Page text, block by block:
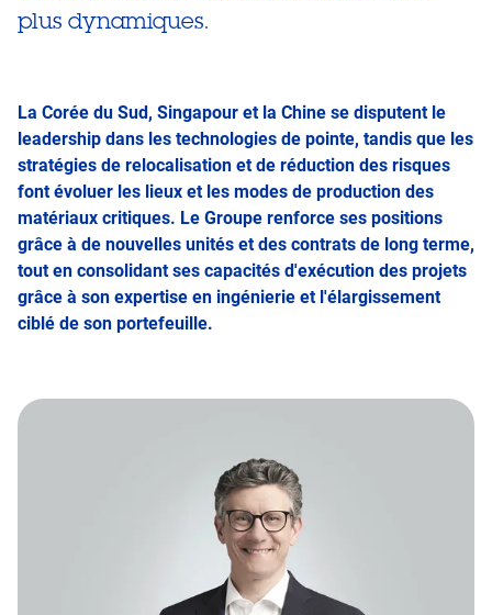
plus dynamiques.
La Corée du Sud, Singapour et la Chine se disputent le
leadership dans les technologies de pointe, tandis que les
stratégies de relocalisation et de réduction des risques
font évoluer les lieux et les modes de production des
matériaux critiques. Le Groupe renforce ses positions
grâce à de nouvelles unités et des contrats de long terme,
tout en consolidant ses capacités d'exécution des projets
grâce à son expertise en ingénierie et l'élargissement
ciblé de son portefeuille.